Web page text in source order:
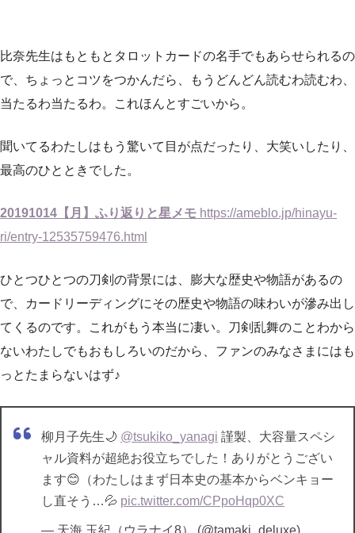
比奈先生はもともとタロットカードの名手でもあらせられるの
で、ちょっとコツをつかんだら、もうどんどん読むわ読むわ、
当たるわ当たるわ。これほんとすごいから。
聞いてるわたしはもう驚いて目が点だったり、大笑いしたり、
最高のひとときでした。
20191014【月】ふり返りと星メモ https://ameblo.jp/hinayu-
ri/entry-12535759476.html
ひとつひとつの刀剣の背景には、膨大な歴史や物語があるの
で、カードリーディングにその歴史や物語の味わいが滲み出し
てくるのです。これがもう本当に凄い。刀剣乱舞のことわから
ないわたしでもおもしろいのだから、ファンのみなさまにはも
っとたまらないはず♪
柳月子先生🌙 @tsukiko_yanagi 謹製、大容量スペシ
ャル資料が超絶お役立ちでした！ありがとうござい
ます😊（わたしはまず日本史の基本からベンキョー
し直そう…💦 pic.twitter.com/CPpoHqp0XC
— 天海 玉紀（ウラナイ8） (@tamaki_deluxe)